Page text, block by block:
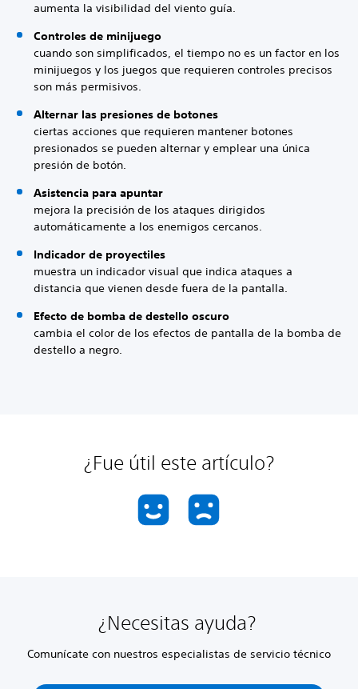
aumenta la visibilidad del viento guía.
Controles de minijuego
cuando son simplificados, el tiempo no es un factor en los
minijuegos y los juegos que requieren controles precisos
son más permisivos.
Alternar las presiones de botones
ciertas acciones que requieren mantener botones
presionados se pueden alternar y emplear una única
presión de botón.
Asistencia para apuntar
mejora la precisión de los ataques dirigidos
automáticamente a los enemigos cercanos.
Indicador de proyectiles
muestra un indicador visual que indica ataques a
distancia que vienen desde fuera de la pantalla.
Efecto de bomba de destello oscuro
cambia el color de los efectos de pantalla de la bomba de
destello a negro.
¿Fue útil este artículo?
¿Necesitas ayuda?
Comunícate con nuestros especialistas de servicio técnico